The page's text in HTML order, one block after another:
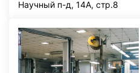
Научный п-д, 14А, стр.8